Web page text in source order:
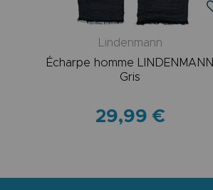
Lindenmann
Écharpe homme LINDENMANN
Gris
29,99 €